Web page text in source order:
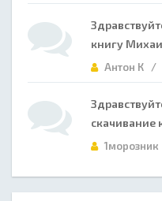
книгу
Антон К /